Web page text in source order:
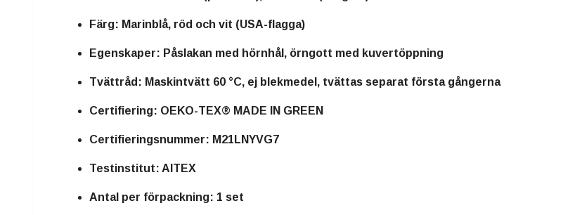
Färg: Marinblå, röd och vit (USA-flagga)
Egenskaper: Påslakan med hörnhål, örngott med kuvertöppning
Tvättråd: Maskintvätt 60 °C, ej blekmedel, tvättas separat första gångerna
Certifiering: OEKO-TEX® MADE IN GREEN
Certifieringsnummer: M21LNYVG7
Testinstitut: AITEX
Antal per förpackning: 1 set